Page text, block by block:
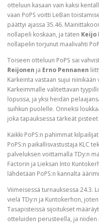
otteluun kasaan vain kaksi
vaan PoPS voitti LeBan
päättyi ajassa 35.46.
nollapeli koskaan, ja täten Keijo
nollapelin torjunut maalivahti
Toiseen otteluun PoPS sai
Reijonen ja Erno Pennanen
Karkeinta vastaan sujui niinikään
Karkeimmalle valitettavan
lopussa, ja yksi heidän
suihkun puolelle. Onneksi
joka tapauksessa tärkeät pisteet
Kaikki PoPS:n pahimmat
PoPS:n paikallisvastustaja KLC
palveluksen voittamalla TDy:n
Factorin ja Lieksan Into
lähdetään PoPS:n kannalta
Viimeisessä turnauksessa 24.3.
vielä TDy:n ja Kuntokerhon,
Tasapisteissä sijoitukset
otteluiden perusteella, ja niiden